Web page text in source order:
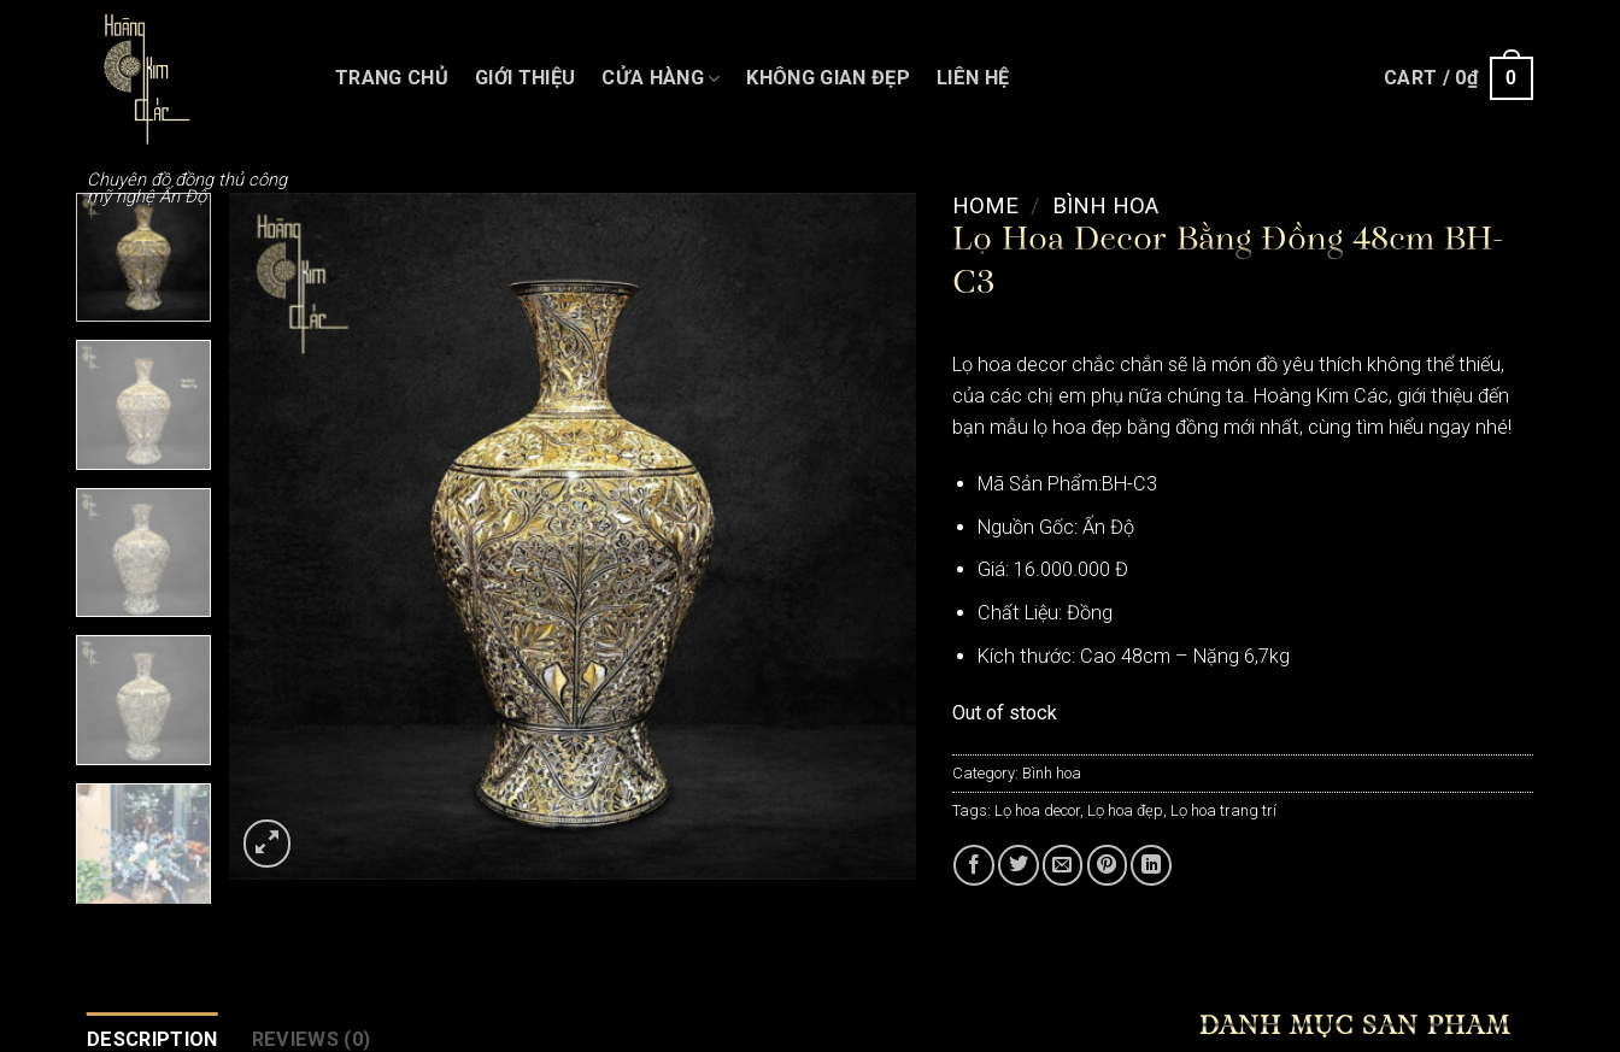
Chuyên đồ đồng thủ công
mỹ nghệ Ấn Độ
TRANG CHỦ GIỚI THIỆU CỬA HÀNG KHÔNG GIAN ĐẸP LIÊN HỆ CART / 0₫ 0
HOME / BÌNH HOA
Lọ Hoa Decor Bằng Đồng 48cm BH-
C3
Lọ hoa decor chắc chắn sẽ là món đồ yêu thích không thể thiếu,
của các chị em phụ nữa chúng ta. Hoàng Kim Các, giới thiệu đến
bạn mẫu lọ hoa đẹp bằng đồng mới nhất, cùng tìm hiểu ngay nhé!
Mã Sản Phẩm:BH-C3
Nguồn Gốc: Ấn Độ
Giá: 16.000.000 Đ
Chất Liệu: Đồng
Kích thước: Cao 48cm – Nặng 6,7kg
Out of stock
Category: Bình hoa
Tags: Lọ hoa decor, Lọ hoa đẹp, Lọ hoa trang trí
DESCRIPTION REVIEWS (0) DANH MỤC SẢN PHẨM